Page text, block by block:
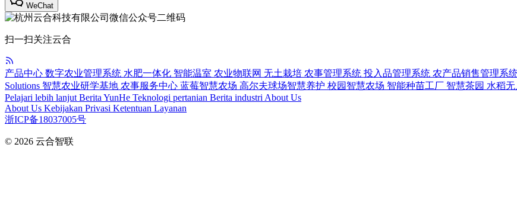
WeChat
扫一扫关注云合
产品中心 数字农业管理系统 水肥一体化 智能温室 农业物联网 无土栽培 农事管理系统 投入品管理系统 农产品销售管理系
Solutions 智慧农业研学基地 农事服务中心 蓝莓智慧农场 高尔夫球场智慧养护 校园智慧农场 智能种苗工厂 智慧茶园 水稻
Pelajari lebih lanjut Berita YunHe Teknologi pertanian Berita industri About Us
About Us Kebijakan Privasi Ketentuan Layanan
浙ICP备18037005号
© 2026 云合智联